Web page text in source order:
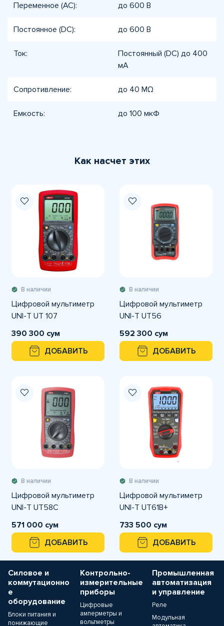
Переменное (AC): до 600 В
Постоянное (DC): до 600 В
Ток:
Постоянный (DC) до 400
мА
Сопротивление: до 40 MΩ
Емкость: до 100 мкФ
Как насчет этих
В наличии
Цифровой мультиметр
UNI-T UT 107
390 300 сум
ДОБАВИТЬ
В наличии
Цифровой мультиметр
UNI-T UT56
592 300 сум
ДОБАВИТЬ
В наличии
Цифровой мультиметр
UNI-T UT58C
571 000 сум
ДОБАВИТЬ
В наличии
Цифровой мультиметр
UNI-T UT61B+
733 500 сум
ДОБАВИТЬ
Силовое и
коммутационно
е
оборудование
Блоки питания и
понижающие
Контрольно-
измерительные
приборы
Цифровые
амперметры и
вольтметры
Промышленная
автоматизация
и управление
Реле
Модульная